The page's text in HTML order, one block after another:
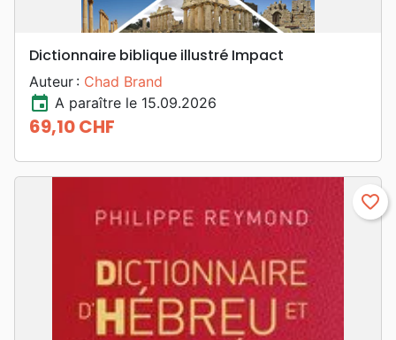
Dictionnaire biblique illustré Impact
Auteur : Chad Brand
event A paraître le 15.09.2026
Prix
69,10 CHF
favorite_border